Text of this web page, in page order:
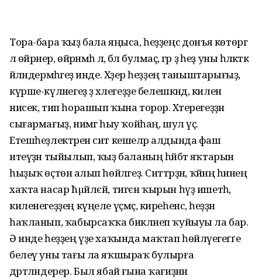
Тора-бара ҡыҙ бала яңыса, һеҙҙеңсә донъя көтөргә
лә өйрәнер, өйрәнмәһә лә, бәлә булмаҫ, әгәр ҙә һеҙ уны һәләкәткә
әйләндермәһәгеҙ инде. Хәҙер һеҙҙең таныштарығыҙ,
күрше-күләнегеҙ ҙә хәлегеҙҙе белешкәндә, килен
нисек, тип һорашып ҡына торор. Хәтерегеҙҙән
сығармағыҙ, нимәгә һыу ҡойһаң, шул үҫә.
Етешһеҙлектәрен сит кешеләр алдында фаш
итеүҙән тыйылып, ҡыҙ баланың һәйбәт яҡтарын
һыҙыҡ өҫтөнә алып һөйләгеҙ. Ситтәрҙән, ҡәйнәң һинең
хаҡта насар ћµйлєй, тигєн ҡырын һүҙ ишетһә,
киленегеҙҙең күңеле үҫмәҫ, киреһенсә, һеҙҙән
һаҡланып, ҡабырсаҡҡа бик­ләнеп ҡуйыуы ла бар.
Ә инде һеҙҙең үҙе хаҡында маҡтап һөйләүегеґґе
белеү уны тағы ла яҡшыраҡ булырға
дәртләндерер. Был ябай ғына ҡағиҙә­нән